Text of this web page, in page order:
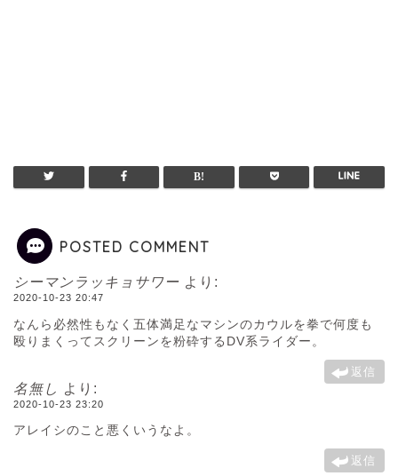
POSTED COMMENT
シーマンラッキョサワー より:
2020-10-23 20:47
なんら必然性もなく五体満足なマシンのカウルを拳で何度も
殴りまくってスクリーンを粉砕するDV系ライダー。
返信
名無し より:
2020-10-23 23:20
アレイシのこと悪くいうなよ。
返信